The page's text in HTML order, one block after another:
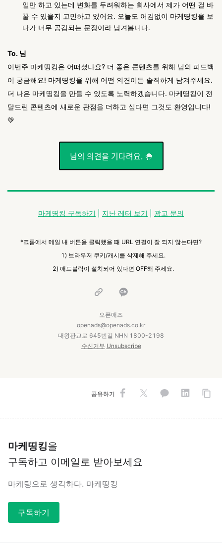
일만 하고 있는데 변화를 두려워하는 회사에서 제가 어떤 걸 바
꿀 수 있을지 고민하고 있어요. 오늘도 어김없이 마케띵킹을 보
다가 너무 공감되는 문장이라 남겨봅니다.
To. 님
이번주 마케띵킹은 어떠셨나요? 더 좋은 콘텐츠를 위해 님의 피드백
이 궁금해요! 마케띵킹을 위해 어떤 의견이든 솔직하게 남겨주세요.
더 나은 마케띵킹을 만들 수 있도록 노력하겠습니다. 마케띵킹이 전
달드린 콘텐츠에 새로운 관점을 더하고 싶다면 그것도 환영입니다!
💚
님의 의견을 기다려요. 🤚
마케띵킹 구독하기 지난 레터 보기 광고 문의
*크롬에서 메일 내 버튼을 클릭했을 때 URL 연결이 잘 되지 않는다면?
1) 브라우저 쿠키/캐시를 삭제해 주세요.
2) 애드블락이 설치되어 있다면 OFF해 주세요.
오픈애즈
openads@openads.co.kr
대왕판교로 645번길 NHN 1800-2198
수신거부 Unsubscribe
공유하기
마케띵킹을
구독하고 이메일로 받아보세요
마케팅으로 생각하다. 마케띵킹
구독하기